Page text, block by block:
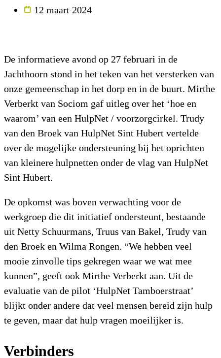
12 maart 2024
De informatieve avond op 27 februari in de
Jachthoorn stond in het teken van het versterken van
onze gemeenschap in het dorp en in de buurt. Mirthe
Verberkt van Sociom gaf uitleg over het ‘hoe en
waarom’ van een HulpNet / voorzorgcirkel. Trudy
van den Broek van HulpNet Sint Hubert vertelde
over de mogelijke ondersteuning bij het oprichten
van kleinere hulpnetten onder de vlag van HulpNet
Sint Hubert.
De opkomst was boven verwachting voor de
werkgroep die dit initiatief ondersteunt, bestaande
uit Netty Schuurmans, Truus van Bakel, Trudy van
den Broek en Wilma Rongen. “We hebben veel
mooie zinvolle tips gekregen waar we wat mee
kunnen”, geeft ook Mirthe Verberkt aan. Uit de
evaluatie van de pilot ‘HulpNet Tamboerstraat’
blijkt onder andere dat veel mensen bereid zijn hulp
te geven, maar dat hulp vragen moeilijker is.
Verbinders